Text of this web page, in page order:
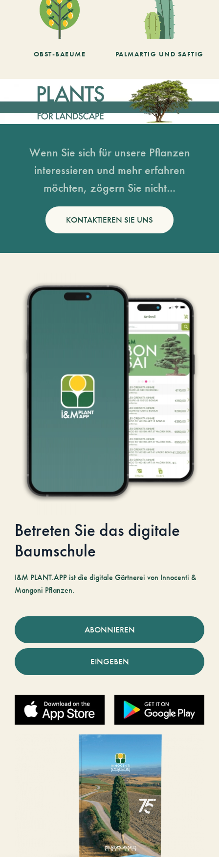
OBST-BAEUME PALMARTIG UND SAFTIG
Wenn Sie sich für unsere Pflanzen
interessieren und mehr erfahren
möchten, zögern Sie nicht...
KONTAKTIEREN SIE UNS
Betreten Sie das digitale
Baumschule
I&M PLANT.APP ist die digitale Gärtnerei von Innocenti &
Mangoni Pflanzen.
ABONNIEREN
EINGEBEN